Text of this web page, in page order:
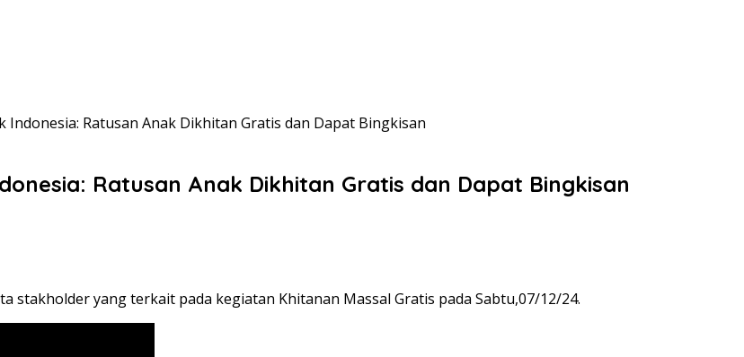
Indonesia: Ratusan Anak Dikhitan Gratis dan Dapat Bingkisan
Ratusan Anak Dikhitan Gratis dan Dapat Bingkisan
stakholder yang terkait pada kegiatan Khitanan Massal Gratis pada Sabtu,07/12/24.